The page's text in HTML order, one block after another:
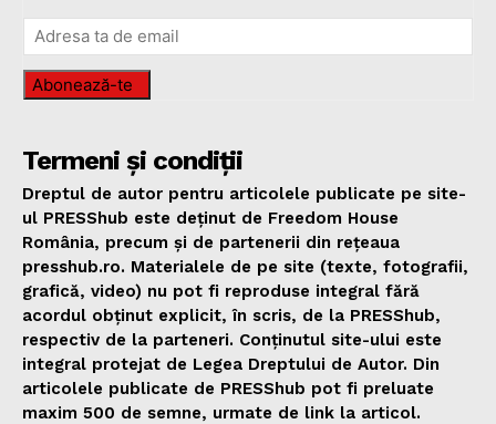
Abonează-te
Termeni și condiții
Dreptul de autor pentru articolele publicate pe site-
ul PRESShub este deținut de Freedom House
România, precum și de partenerii din rețeaua
presshub.ro. Materialele de pe site (texte, fotografii,
grafică, video) nu pot fi reproduse integral fără
acordul obținut explicit, în scris, de la PRESShub,
respectiv de la parteneri. Conținutul site-ului este
integral protejat de Legea Dreptului de Autor. Din
articolele publicate de PRESShub pot fi preluate
maxim 500 de semne, urmate de link la articol.